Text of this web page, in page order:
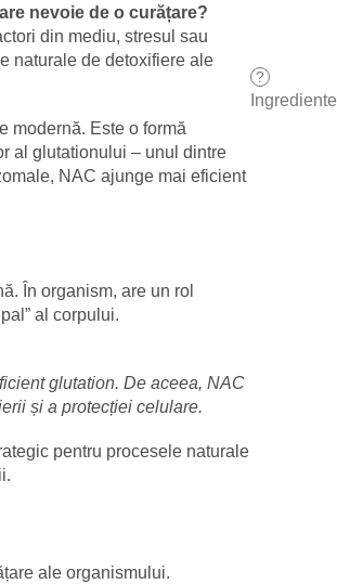
nevoie de o curățare?
din mediu, stresul sau
naturale de detoxifiere ale
modernă. Este o formă
al glutationului – unul dintre
NAC ajunge mai eficient
În organism, are un rol
al corpului.
glutation. De aceea, NAC
și a protecției celulare.
pentru procesele naturale
ale organismului.
?
Ingrediente